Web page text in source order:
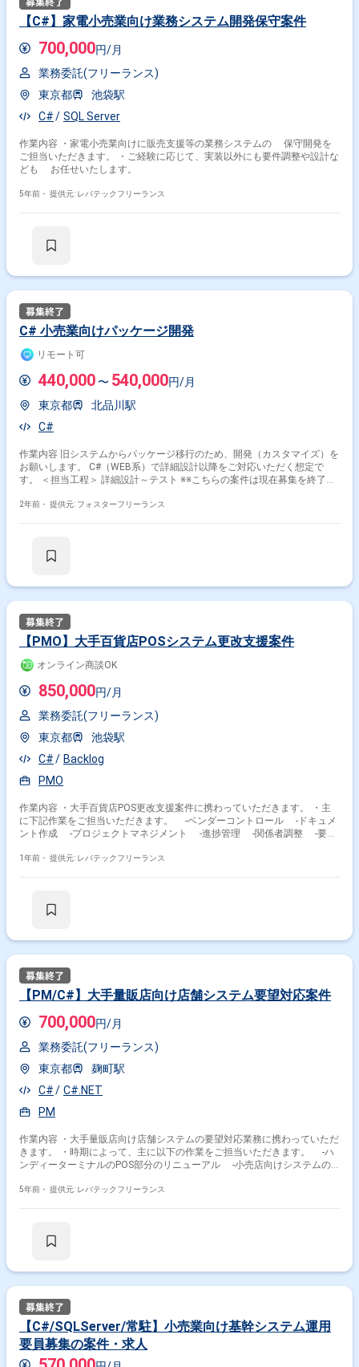
【C#】家電小売業向け業務システム開発保守案件
700,000円/月
業務委託(フリーランス)
東京都
池袋駅
C#
SQL Server
作業内容 ・家電小売業向けに販売支援等の業務システムの 保守開発を
ご担当いただきます。 ・ご経験に応じて、実装以外にも要件調整や設計な
ども お任せいたします。
5年前・ 提供元: レバテックフリーランス
C# 小売業向けパッケージ開発
リモート可
440,000 〜 540,000円/月
東京都
北品川駅
C#
作業内容 旧システムからパッケージ移行のため、開発（カスタマイズ）を
お願いします。 C#（WEB系）で詳細設計以降をご対応いただく想定で
す。 ＜担当工程＞ 詳細設計～テスト ※※こちらの案件は現在募集を終了し
2年前・ 提供元: フォスターフリーランス
【PMO】大手百貨店POSシステム更改支援案件
オンライン商談OK
850,000円/月
業務委託(フリーランス)
東京都
池袋駅
C#
Backlog
PMO
作業内容 ・大手百貨店POS更改支援案件に携わっていただきます。 ・主
に下記作業をご担当いただきます。 ‐ベンダーコントロール ‐ドキュメ
ント作成 ‐プロジェクトマネジメント ‐進捗管理 ‐関係者調整 ‐要件
1年前・ 提供元: レバテックフリーランス
【PM/C#】大手量販店向け店舗システム要望対応案件
700,000円/月
業務委託(フリーランス)
東京都
麹町駅
C#
C#.NET
PM
作業内容 ・大手量販店向け店舗システムの要望対応業務に携わっていただ
きます。 ・時期によって、主に以下の作業をご担当いただきます。 -ハ
ンディーターミナルのPOS部分のリニューアル -小売店向けシステムの
ーミナルのリニューアルをお願いする際は 要件定義～リリースまでの工
5年前・ 提供元: レバテックフリーランス
【C#/SQLServer/常駐】小売業向け基幹システム運用
要員募集の案件・求人
掛け合わせ条件で絞り込む
C# × アプリケーションエンジニア
業界で絞り込む
C# × サービス
C# × 物流
C# × 証券 C# × 金融系 C# × 官公庁
特徴で絞り込む